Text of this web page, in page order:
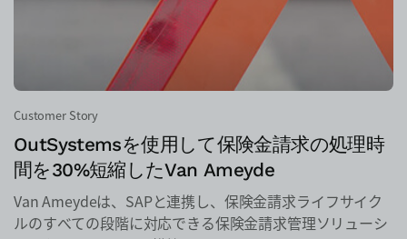
Customer Story
OutSystemsを使用して保険金請求の処理時
間を30%短縮したVan Ameyde
Van Ameydeは、SAPと連携し、保険金請求ライフサイク
ルのすべての段階に対応できる保険金請求管理ソリューシ